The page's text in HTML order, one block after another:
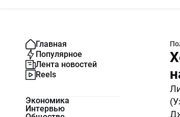
Главная
Популярное
Лента новостей
Reels
Экономика
Интервью